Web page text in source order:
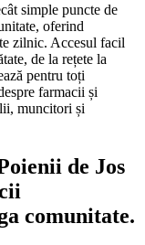
simple puncte de
oferind
zilnic. Accesul facil
de la rețete la
pentru toți
farmacii și
muncitori și
de Jos
comunitate.